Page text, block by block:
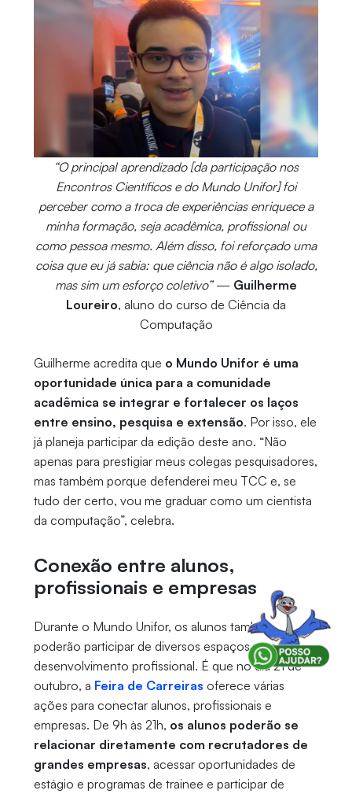
“O principal aprendizado [da participação nos
Encontros Científicos e do Mundo Unifor] foi
perceber como a troca de experiências enriquece a
minha formação, seja acadêmica, profissional ou
como pessoa mesmo. Além disso, foi reforçado uma
coisa que eu já sabia: que ciência não é algo isolado,
mas sim um esforço coletivo”— Guilherme
Loureiro, aluno do curso de Ciência da
Computação
Guilherme acredita que o Mundo Unifor é uma
oportunidade única para a comunidade
acadêmica se integrar e fortalecer os laços
entre ensino, pesquisa e extensão. Por isso, ele
já planeja participar da edição deste ano. “Não
apenas para prestigiar meus colegas pesquisadores,
mas também porque defenderei meu TCC e, se
tudo der certo, vou me graduar como um cientista
da computação”, celebra.
Conexão entre alunos,
profissionais e empresas
Durante o Mundo Unifor, os alunos também
poderão participar de diversos espaços para o
desenvolvimento profissional. É que no dia 21 de
outubro, a Feira de Carreiras oferece várias
ações para conectar alunos, profissionais e
empresas. De 9h às 21h, os alunos poderão se
relacionar diretamente com recrutadores de
grandes empresas, acessar oportunidades de
estágio e programas de trainee e participar de